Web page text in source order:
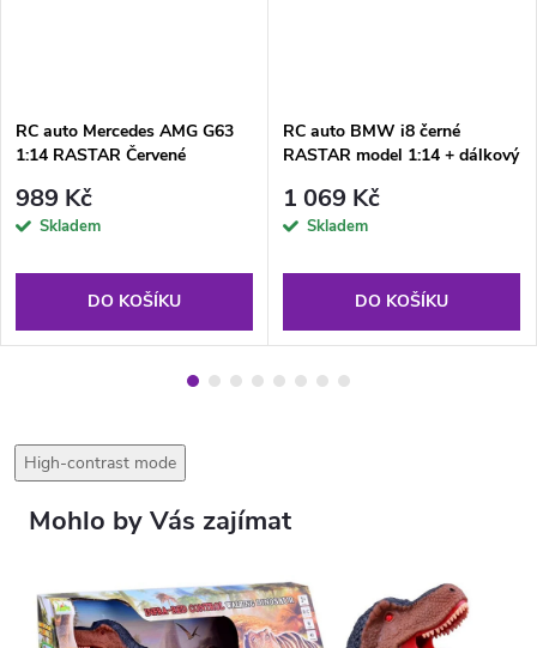
RC auto Mercedes AMG G63
1:14 RASTAR Červené
989 Kč
Skladem
DO KOŠÍKU
RC auto BMW i8 černé
RASTAR model 1:14 + dálkový
1 069 Kč
Skladem
DO KOŠÍKU
High-contrast mode